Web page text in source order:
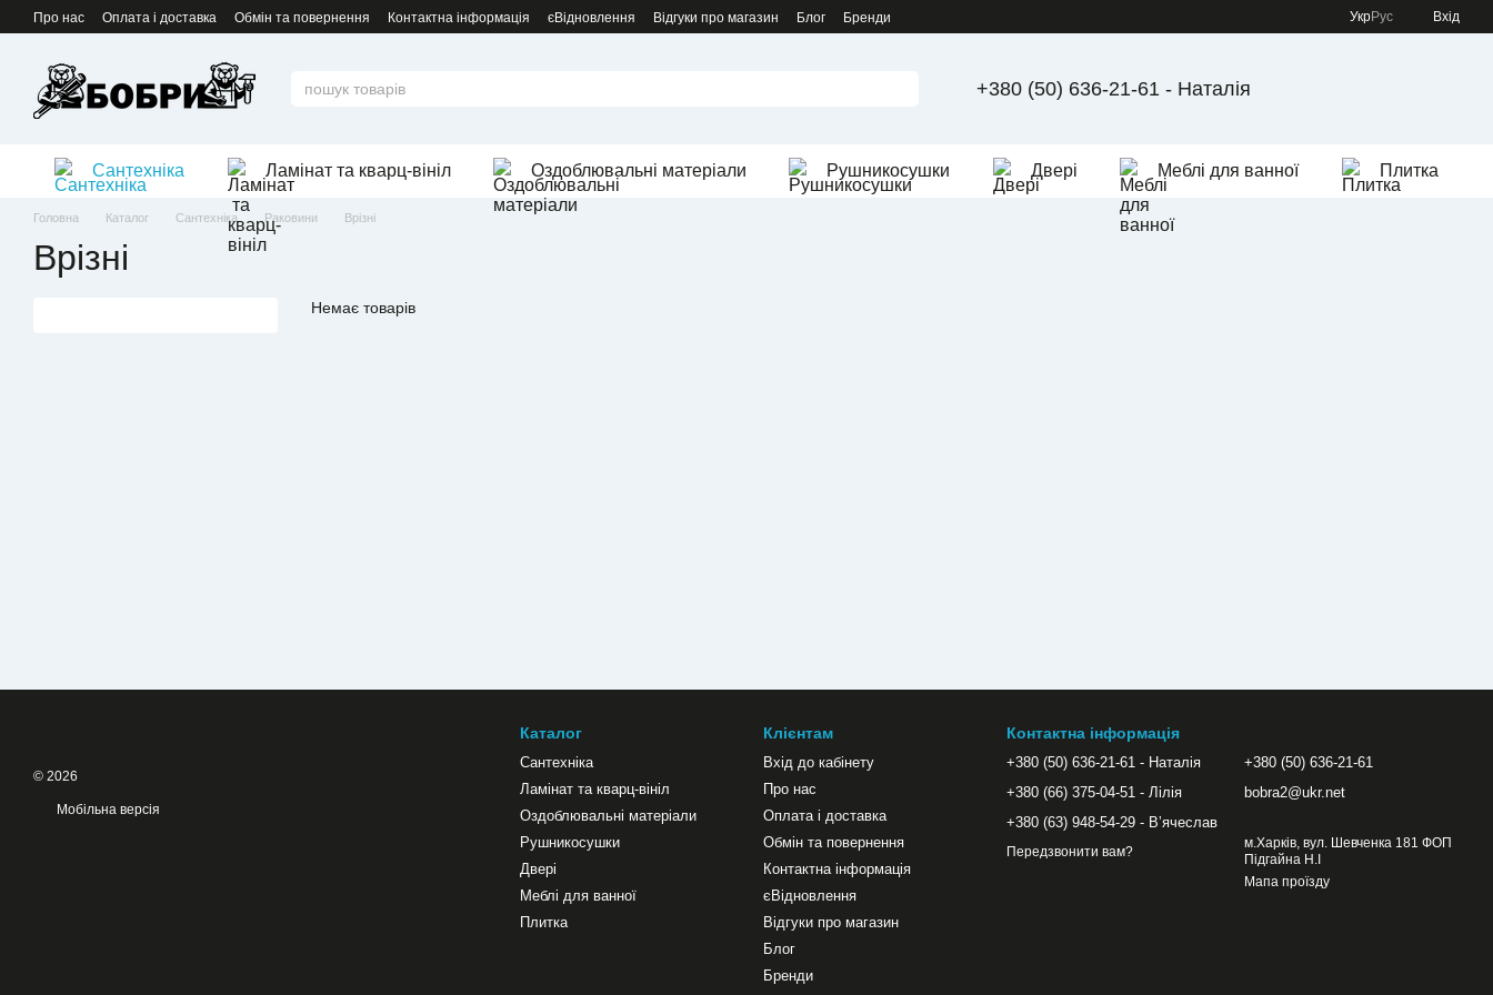
Перейти до основного контенту
Про нас Оплата і доставка Обмін та повернення Контактна інформація єВідновлення Відгуки про магазин Блог Бренди УкрРус Вхід
+380 (50) 636-21-61 - Наталія
Сантехніка Ламінат та кварц-вініл Оздоблювальні матеріали Рушникосушки Двері Меблі для ванної Плитка
Головна Каталог Сантехніка Раковини Врізні
Врізні
Немає товарів
© 2026
Мобільна версія
Каталог
Сантехніка
Ламінат та кварц-вініл
Оздоблювальні матеріали
Рушникосушки
Двері
Меблі для ванної
Плитка
Клієнтам
Вхід до кабінету
Про нас
Оплата і доставка
Обмін та повернення
Контактна інформація
єВідновлення
Відгуки про магазин
Блог
Бренди
Контактна інформація
+380 (50) 636-21-61 - Наталія
+380 (66) 375-04-51 - Лілія
+380 (63) 948-54-29 - Вʼячеслав
Передзвонити вам?
+380 (50) 636-21-61
bobra2@ukr.net
м.Харків, вул. Шевченка 181 ФОП
Підгайна Н.І
Мапа проїзду